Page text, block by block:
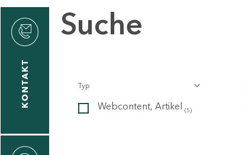
KONTAKT
Suche
Typ
Webcontent, Artikel (5)